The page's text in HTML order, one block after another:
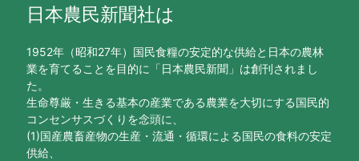
日本農民新聞社は
1952年（昭和27年）国民食糧の安定的な供給と日本の農林
業を育てることを目的に「日本農民新聞」は創刊されまし
た。
生命尊厳・生きる基本の産業である農業を大切にする国民的
コンセンサスづくりを念頭に、
(1)国産農畜産物の生産・流通・循環による国民の食料の安定
供給、